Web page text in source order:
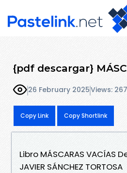
{pdf descargar}
26 February 2025Views: 267
Copy Link Copy Shortlink
Libro MÁSCARAS VACÍAS
JAVIER SÁNCHEZ TORTOSA